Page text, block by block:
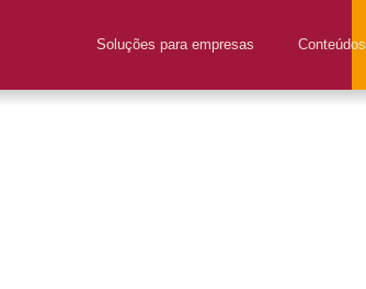
Soluções para empresas Conteúdos